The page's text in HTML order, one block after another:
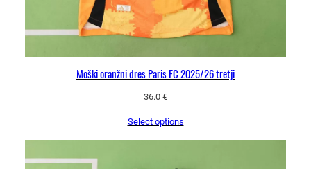
Moški oranžni dres Paris FC 2025/26 tretji
36.0 €
Select options